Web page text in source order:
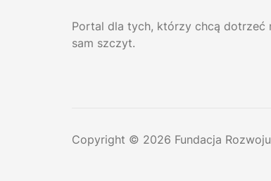
Portal dla tych, którzy chcą dotrzeć
sam szczyt.
Copyright © 2026 Fundacja